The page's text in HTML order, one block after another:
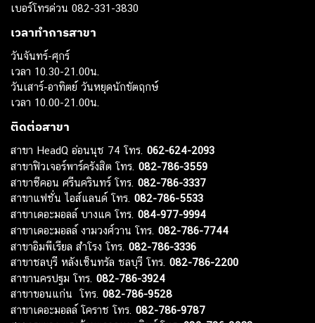
เบอร์โทรด่วน 082-331-3830
เวลาทำการสาขา
วันจันทร์-ศุกร์
เวลา 10.30-21.00น.
วันเสาร์-อาทิตย์ วันหยุดนักขัตฤกษ์
เวลา 10.00-21.00น.
ติดต่อสาขา
สาขา HeadQ อ่อนนุช 74 โทร. 062-624-2093
สาขาฟิวเจอร์พาร์ครังสิต โทร. 082-786-3559
สาขาซีคอน ศรีนครินทร์ โทร. 082-786-3337
สาขาแฟชั่น ไอส์แลนด์ โทร. 082-786-5533
สาขาเดอะมอลล์ บางแค โทร. 084-977-9994
สาขาเดอะมอลล์ งามวงศ์วาน โทร. 082-786-7744
สาขาอิมพีเรียล สำโรง โทร. 082-786-3336
สาขาชลบุรี หลังเซ็นทรัล ชลบุรี โทร. 082-786-2200
สาขานครปฐม โทร. 082-786-3924
สาขาขอนแก่น โทร. 082-786-9528
สาขาเดอะมอลล์ โคราช โทร. 082-786-9787